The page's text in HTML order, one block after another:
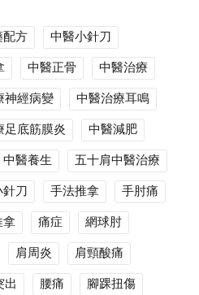
方
中醫小針刀
中醫正骨
中醫治療
神經病變
中醫治療耳鳴
足底筋膜炎
中醫減肥
中醫養生
五十肩中醫治療
刀 手法推拿
手肘痛
痛症
網球肘
肩周炎
肩頸酸痛
出 腰痛
腳踝扭傷